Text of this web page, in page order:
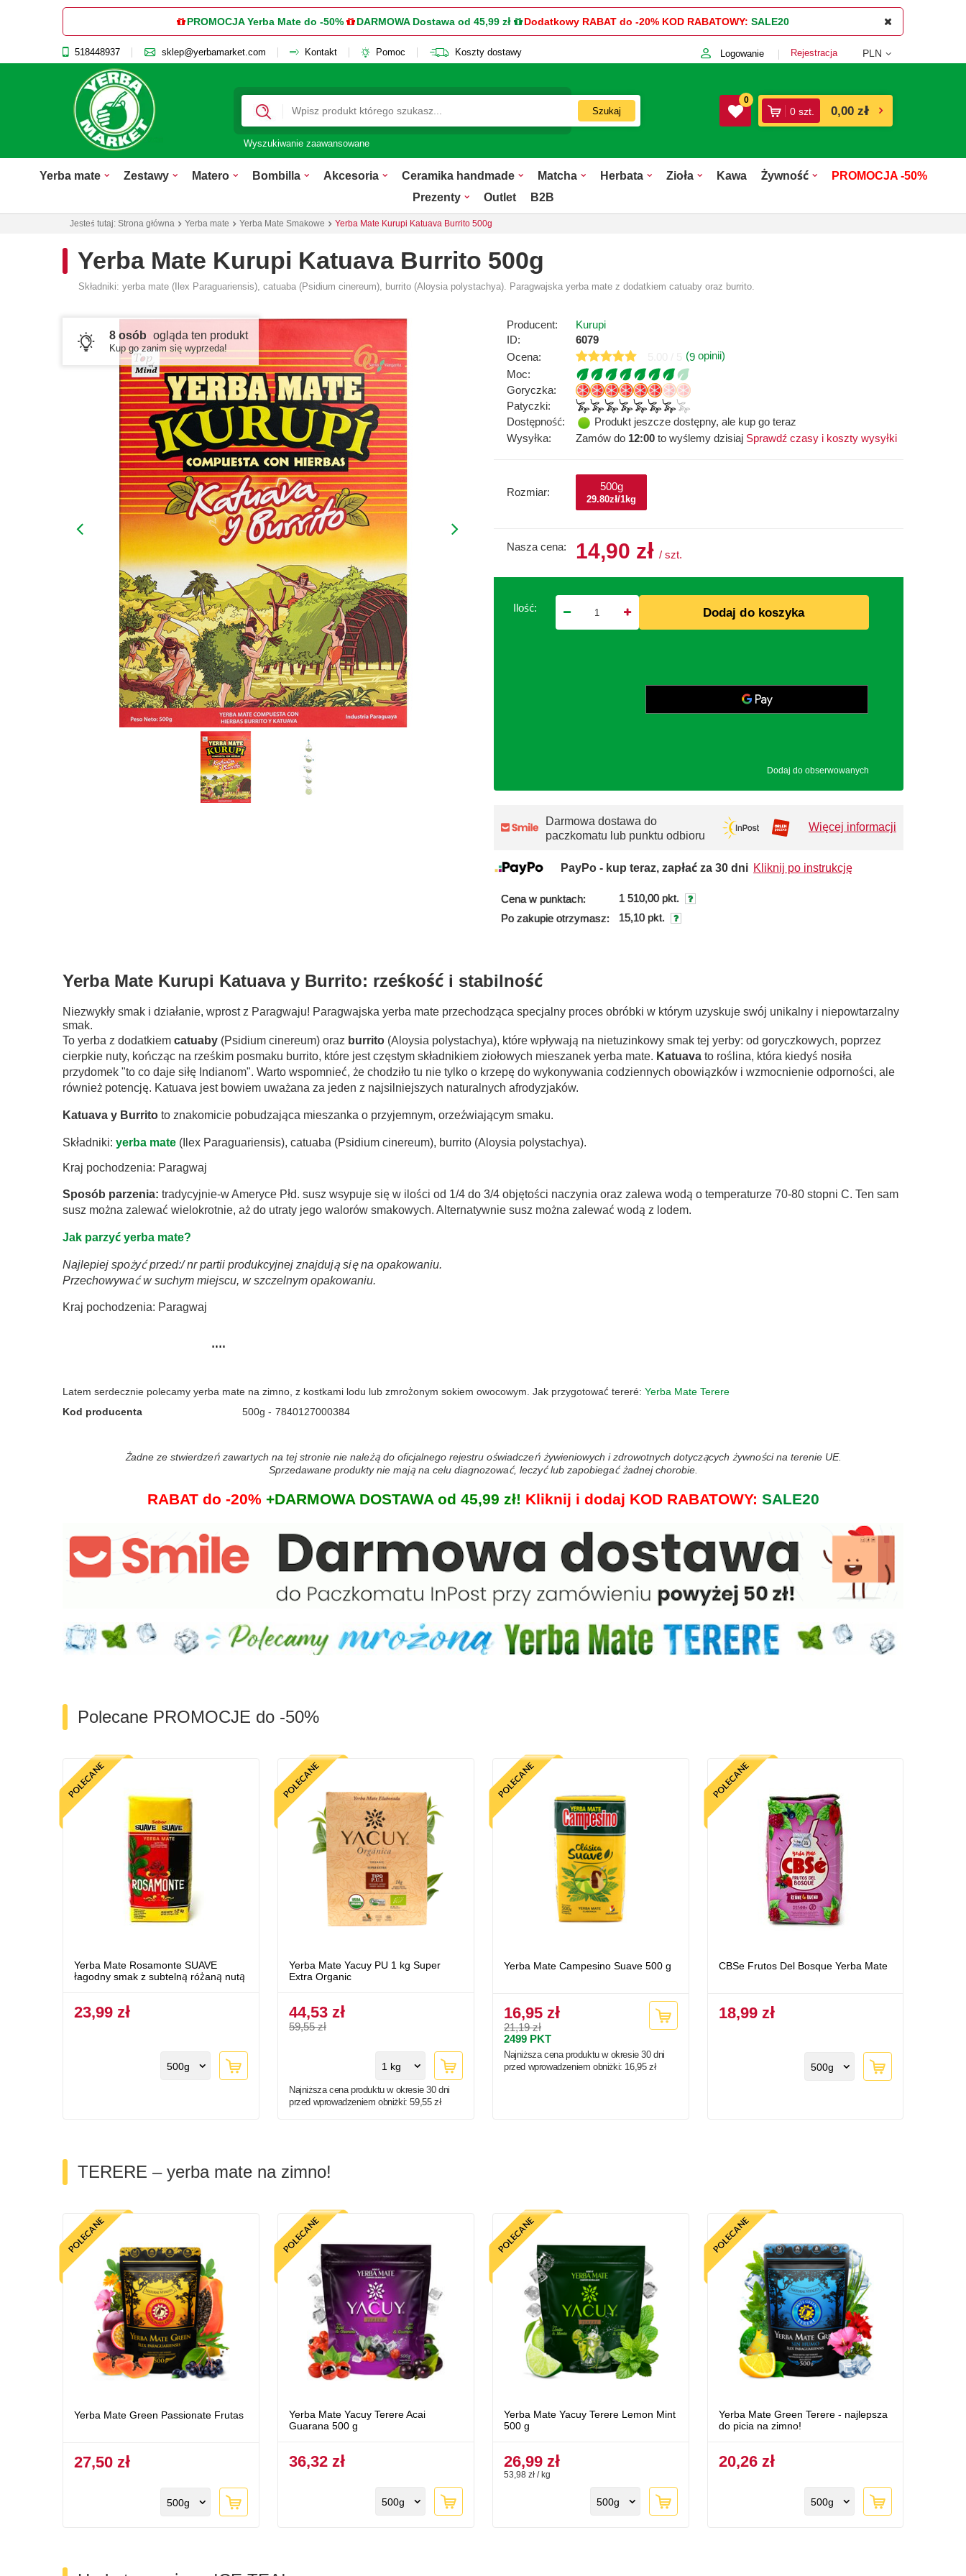
PROMOCJA Yerba Mate do -50% DARMOWA Dostawa od 45,99 zł Dodatkowy RABAT do -20% KOD RABATOWY: SALE20
518448937 sklep@yerbamarket.com Kontakt Pomoc Koszty dostawy Logowanie Rejestracja PLN
Szukaj
Wyszukiwanie zaawansowane
0
0 szt. 0,00 zł
Yerba mate Zestawy Matero Bombilla Akcesoria Ceramika handmade Matcha Herbata Zioła Kawa Żywność
PROMOCJA -50%
Prezenty
Outlet B2B
Jesteś tutaj: Strona główna Yerba mate Yerba Mate Smakowe Yerba Mate Kurupi Katuava Burrito 500g
Yerba Mate Kurupi Katuava Burrito 500g
Składniki: yerba mate (Ilex Paraguariensis), catuaba (Psidium cinereum), burrito (Aloysia polystachya). Paragwajska yerba mate z dodatkiem catuaby oraz burrito.
8 osób ogląda ten produkt
Kup go zanim się wyprzeda!
Producent:
Kurupi
ID:
6079
Ocena:
(9 opinii)
Moc:
Goryczka:
Patyczki:
Dostępność:
Produkt jeszcze dostępny, ale kup go teraz
Wysyłka:
Zamów do 12:00 to wyślemy dzisiaj Sprawdź czasy i koszty wysyłki
Rozmiar: 500g
29.80zł/1kg
Nasza cena: 14,90 zł / szt.
Ilość: Dodaj do koszyka
Dodaj do obserwowanych
Darmowa dostawa do
paczkomatu lub punktu odbioru
Więcej informacji
PayPo - kup teraz, zapłać za 30 dni Kliknij po instrukcję
Cena w punktach:
1 510,00 pkt.
Po zakupie otrzymasz:
15,10 pkt.
Yerba Mate Kurupi Katuava y Burrito: rześkość i stabilność
Niezwykły smak i działanie, wprost z Paragwaju! Paragwajska yerba mate przechodząca specjalny proces obróbki w którym uzyskuje swój unikalny i niepowtarzalny
smak.
To yerba z dodatkiem catuaby (Psidium cinereum) oraz burrito (Aloysia polystachya), które wpływają na nietuzinkowy smak tej yerby: od goryczkowych, poprzez
cierpkie nuty, kończąc na rześkim posmaku burrito, które jest częstym składnikiem ziołowych mieszanek yerba mate. Katuava to roślina, która kiedyś nosiła
przydomek "to co daje siłę Indianom". Warto wspomnieć, że chodziło tu nie tylko o krzepę do wykonywania codziennych obowiązków i wzmocnienie odporności, ale
również potencję. Katuava jest bowiem uważana za jeden z najsilniejszych naturalnych afrodyzjaków.
Katuava y Burrito to znakomicie pobudzająca mieszanka o przyjemnym, orzeźwiającym smaku.
Składniki: yerba mate (Ilex Paraguariensis), catuaba (Psidium cinereum), burrito (Aloysia polystachya).
Kraj pochodzenia: Paragwaj
Sposób parzenia: tradycyjnie-w Ameryce Płd. susz wsypuje się w ilości od 1/4 do 3/4 objętości naczynia oraz zalewa wodą o temperaturze 70-80 stopni C. Ten sam
susz można zalewać wielokrotnie, aż do utraty jego walorów smakowych. Alternatywnie susz można zalewać wodą z lodem.
Jak parzyć yerba mate?
Najlepiej spożyć przed:/ nr partii produkcyjnej znajdują się na opakowaniu.
Przechowywać w suchym miejscu, w szczelnym opakowaniu.
Kraj pochodzenia: Paragwaj
Latem serdecznie polecamy yerba mate na zimno, z kostkami lodu lub zmrożonym sokiem owocowym. Jak przygotować tereré: Yerba Mate Terere
Kod producenta
500g 7840127000384
Żadne ze stwierdzeń zawartych na tej stronie nie należą do oficjalnego rejestru oświadczeń żywieniowych i zdrowotnych dotyczących żywności na terenie UE.
Sprzedawane produkty nie mają na celu diagnozować, leczyć lub zapobiegać żadnej chorobie.
RABAT do -20%+DARMOWA DOSTAWA od 45,99 zł! Kliknij i dodaj KOD RABATOWY: SALE20
Polecane PROMOCJE do -50%
Yerba Mate Rosamonte SUAVE
łagodny smak z subtelną różaną nutą
23,99 zł
500g
Yerba Mate Yacuy PU 1 kg Super
Extra Organic
44,53 zł
59,55 zł
1 kg
Najniższa cena produktu w okresie 30 dni
przed wprowadzeniem obniżki:59,55 zł
Yerba Mate Campesino Suave 500 g
16,95 zł
21,19 zł
2499 PKT
Najniższa cena produktu w okresie 30 dni
przed wprowadzeniem obniżki: 16,95 zł
CBSe Frutos Del Bosque Yerba Mate
18,99 zł
500g
TERERE – yerba mate na zimno!
Yerba Mate Green Passionate Frutas
27,50 zł
500g
Yerba Mate Yacuy Terere Acai
Guarana 500 g
36,32 zł
500g
Yerba Mate Yacuy Terere Lemon Mint
500 g
26,99 zł
53,98 zł / kg
500g
Yerba Mate Green Terere - najlepsza
do picia na zimno!
20,26 zł
500g